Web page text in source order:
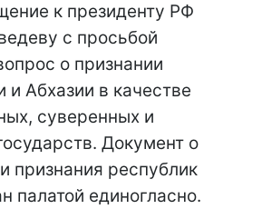
к президенту РФ
с просьбой
о признании
Абхазии в качестве
суверенных и
Документ о
признания республик
палатой единогласно.